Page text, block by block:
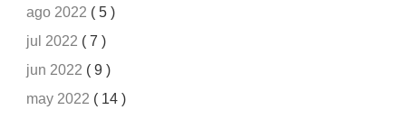
ago 2022 ( 5 )
jul 2022 ( 7 )
jun 2022 ( 9 )
may 2022 ( 14 )